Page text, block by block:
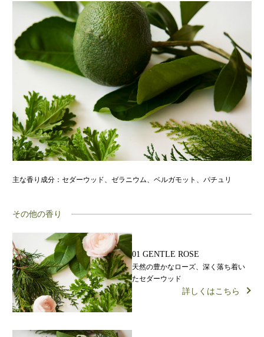
主な香り成分：セダーウッド、ゼラニウム、ベルガモット、パチュリ
その他の香り
01 GENTLE ROSE
天然の豊かなローズ、深く落ち着い
たセダーウッド
詳しくはこちら